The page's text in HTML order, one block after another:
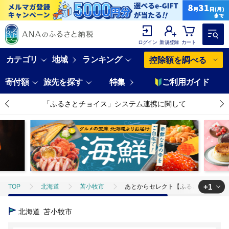
ログイン 新規登録 カート
カテゴリ 地域 ランキング 控除額を調べる
寄付額 旅先を探す 特集 ご利用ガイド
「ふるさとチョイス」システム連携に関して
TOP 北海道 苫小牧市 あとからセレクト【ふるさとギフ
TOP
+1
北海道 苫小牧市